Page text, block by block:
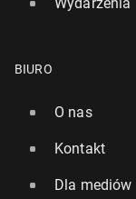
BIURO
O nas
Kontakt
Dla mediów